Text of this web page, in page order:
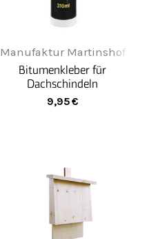
Manufaktur Martinshof
Bitumenkleber für
Dachschindeln
9,95€